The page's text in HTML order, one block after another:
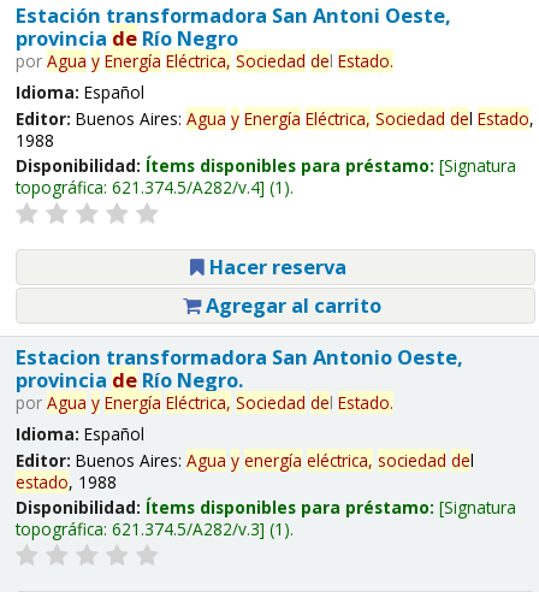
Estación transformadora San Antoni Oeste,
provincia deRío Negro
por Agua y Energía Eléctrica, Sociedad del Estado.
Idioma: Español
Editor: Buenos Aires: Agua y Energía Eléctrica, Sociedad del Estado,
1988
Disponibilidad: Ítems disponibles para préstamo: Signatura
topográfica: 621.374.5/A282/v.4 (1).
Hacer reserva
Agregar al carrito
Estacion transformadora San Antonio Oeste,
provincia deRío Negro.
por Agua y Energía Eléctrica, Sociedad del Estado.
Idioma: Español
Editor: Buenos Aires: Agua y energía eléctrica, sociedad del
estado, 1988
Disponibilidad: Ítems disponibles para préstamo: Signatura
topográfica: 621.374.5/A282/v.3 (1).